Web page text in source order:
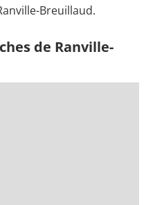
Breuillaud.
de Ranville-